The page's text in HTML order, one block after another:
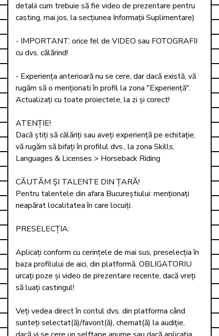
detalii cum trebuie să fie video de prezentare pentru
casting, mai jos, la secțiunea Informații Suplimentare)
- IMPORTANT: orice fel de VIDEO sau FOTOGRAFII
cu dvs. călărind!
- Experiența anterioară nu se cere, dar dacă există, vă
rugăm să o menționati în profil la zona "Experiență".
Actualizați cu toate proiectele, la zi și corect!
ATENȚIE!
Dacă știți să călăriți sau aveți experiență pe echitație,
vă rugăm să bifați în profilul dvs., la zona Skills,
Languages & Licenses > Horseback Riding
CĂUTĂM ȘI TALENTE DIN ȚARĂ!
Pentru talentele din afara Bucureștiului: menționați
neapărat localitatea în care locuiți.
PRESELECȚIA:
Aplicați conform cu cerințele de mai sus, preselecția în
baza profilului de aici, din platformă. OBLIGATORIU
urcați poze și video de prezentare recente, dacă vreți
să luați castingul!
Veți vedea direct în contul dvs. din platforma când
sunteți selectat(ă)/favorit(ă), chemat(ă) la audiție,